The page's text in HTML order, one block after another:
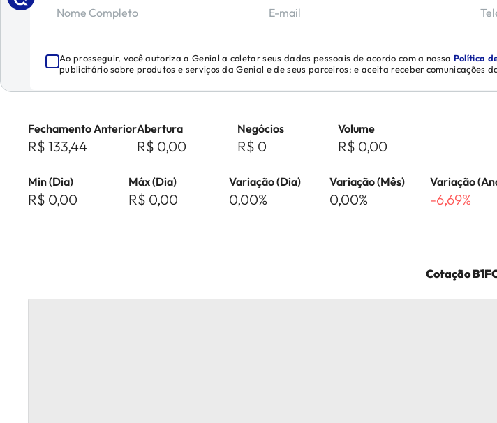
Nome Completo E-mail
Ao prosseguir, você autoriza a Genial a coletar seus dados pessoais de acordo com a nossa Política
publicitário sobre produtos e serviços da Genial e de seus parceiros; e aceita receber comunicações
Fechamento Anterior
R$ 133,44
Abertura
R$ 0,00
Negócios
R$ 0
Volume
R$ 0,00
Min (Dia)
R$ 0,00
Máx (Dia)
R$ 0,00
Variação (Dia)
0,00%
Variação (Mês)
0,00%
Variação
-6,69%
Cotação